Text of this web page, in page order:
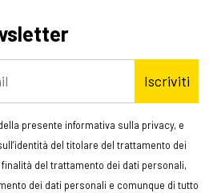
Iscriviti
presente informativa sulla privacy, e
del titolare del trattamento dei
del trattamento dei dati personali,
dei dati personali e comunque di tutto